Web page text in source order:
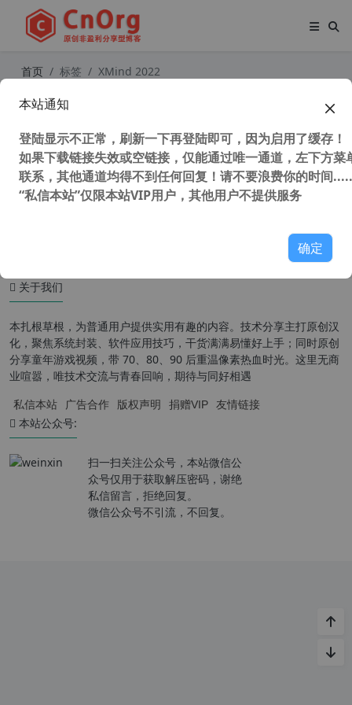
首页 标签 XMind 2022
关于我们
本扎根草根，为普通用户提供实用有趣的内容。技术分享主打原创汉
化，聚焦系统封装、软件应用技巧，干货满满易懂好上手；同时原创
分享童年游戏视频，带 70、80、90 后重温像素热血时光。这里无商
业喧嚣，唯技术交流与青春回响，期待与同好相遇
私信本站 广告合作 版权声明 捐赠VIP 友情链接
本站公众号:
扫一扫关注公众号，本站微信公
众号仅用于获取解压密码，谢绝
私信留言，拒绝回复。
微信公众号不引流，不回复。
本站通知
登陆显示不正常，刷新一下再登陆即可，因为启用了缓存！
如果下载链接失效或空链接，仅能通过唯一通道，左下方菜
联系，其他通道均得不到任何回复！请不要浪费你的时间
“私信本站”仅限本站VIP用户，其他用户不提供服务
确定